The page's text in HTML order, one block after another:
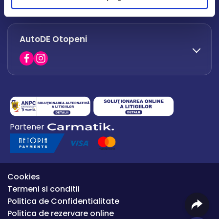
office.afumati@autode.ro
0730 063 852
0730 063 851
AutoDE Otopeni
0754 649 360
office.premium@autode.ro
Partener
Cookies
Termeni si conditii
Politica de Confidentialitate
Politica de rezervare online